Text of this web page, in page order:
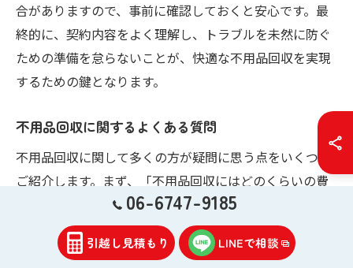
合がありますので、事前に確認しておくと安心です。最
終的に、契約内容をよく理解し、トラブルを未然に防ぐ
ための準備を怠らないことが、快適な不用品回収を実現
するための鍵となります。
不用品回収に関するよくある質問
不用品回収に関して多くの方が疑問に思う点をいくつか
ご紹介します。まず、「不用品回収にはどのくらいの費
用がかかるのか」という質問が頻繁に寄せられます。費
用は、回収品の種類や量、業者によって異なりますの
で、事前に見積もりを取得することをおすすめします。
06-6747-9185
引越し見積もり LINEで相談